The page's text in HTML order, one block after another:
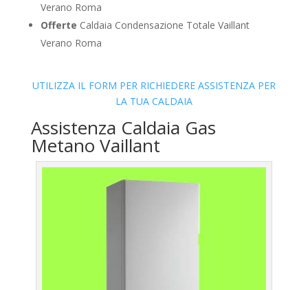
Verano Roma
Offerte Caldaia Condensazione Totale Vaillant
Verano Roma
UTILIZZA IL FORM PER RICHIEDERE ASSISTENZA PER
LA TUA CALDAIA
Assistenza Caldaia Gas
Metano Vaillant